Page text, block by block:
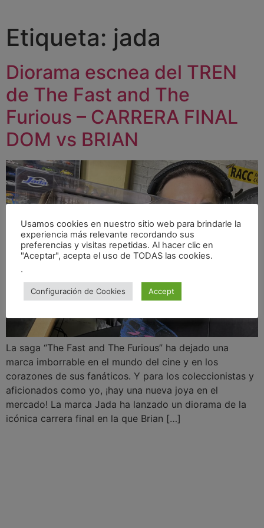
Etiqueta: jada
Diorama escnea del TREN
de The Fast and The
Furious – CARRERA FINAL
DOM vs BRIAN
La saga “The Fast and The Furious” ha dejado una
marca imborrable en el mundo del cine y en los
corazones de sus fanáticos. Y para los coleccionistas y
aficionados como yo, ¡hay una nueva joya en el
mercado! La marca Jada ha lanzado un diorama de la
icónica carrera final en la que Brian […]
Usamos cookies en nuestro sitio web para brindarle la
experiencia más relevante recordando sus
preferencias y visitas repetidas. Al hacer clic en
"Aceptar", acepta el uso de TODAS las cookies.
.
Configuración de Cookies Accept